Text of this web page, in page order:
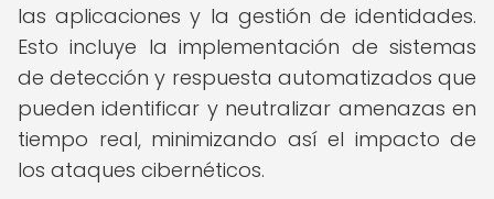
las aplicaciones y la gestión de identidades.
Esto incluye la implementación de sistemas
de detección y respuesta automatizados que
pueden identificar y neutralizar amenazas en
tiempo real, minimizando así el impacto de
los ataques cibernéticos.